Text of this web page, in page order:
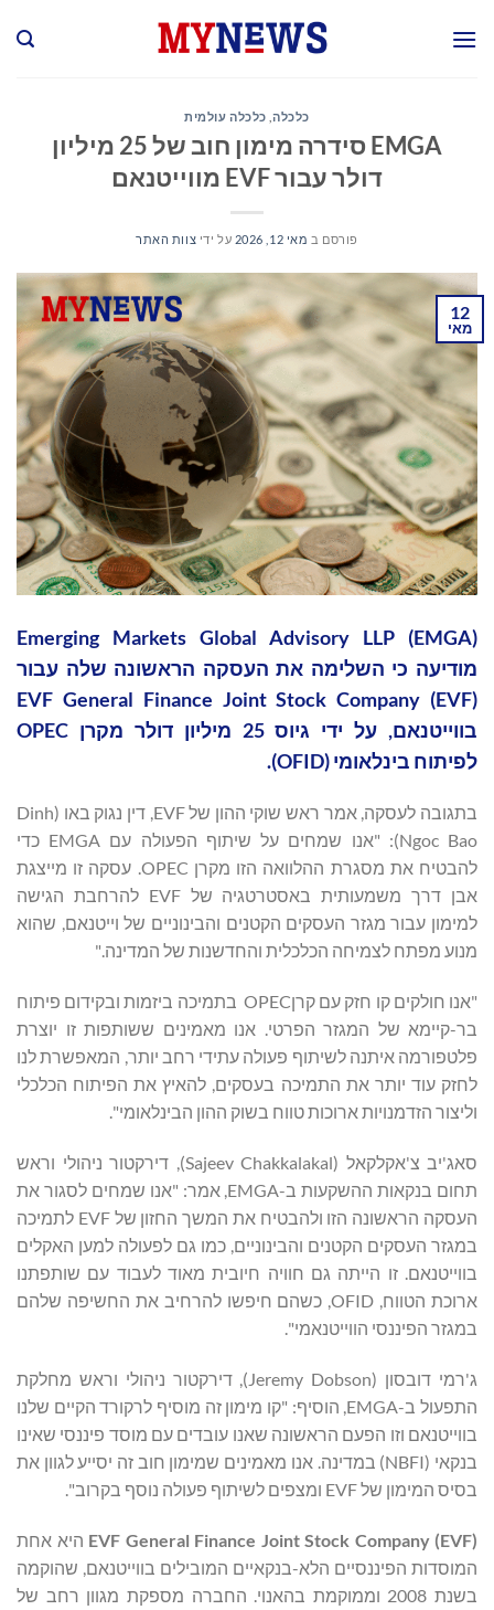
כלכלה, כלכלה עולמית
EMGA סידרה מימון חוב של 25 מיליון
דולר עבור EVF מווייטנאם
פורסם ב מאי 12, 2026 על ידי צוות האתר
12
מאי
Emerging Markets Global Advisory LLP (EMGA)
מודיעה כי השלימה את העסקה הראשונה שלה עבור
EVF General Finance Joint Stock Company (EVF)
בווייטנאם, על ידי גיוס 25 מיליון דולר מקרן OPEC
לפיתוח בינלאומי (OFID).
בתגובה לעסקה, אמר ראש שוקי ההון של EVF, דין נגוק באו (Dinh
Ngoc Bao): "אנו שמחים על שיתוף הפעולה עם EMGA כדי
להבטיח את מסגרת ההלוואה הזו מקרן OPEC. עסקה זו מייצגת
אבן דרך משמעותית באסטרטגיה של EVF להרחבת הגישה
למימון עבור מגזר העסקים הקטנים והבינוניים של וייטנאם, שהוא
מנוע מפתח לצמיחה הכלכלית והחדשנות של המדינה."
"אנו חולקים קו חזק עם קרןOPEC בתמיכה ביזמות ובקידום פיתוח
בר-קיימא של המגזר הפרטי. אנו מאמינים ששותפות זו יוצרת
פלטפורמה איתנה לשיתוף פעולה עתידי רחב יותר, המאפשרת לנו
לחזק עוד יותר את התמיכה בעסקים, להאיץ את הפיתוח הכלכלי
וליצור הזדמנויות ארוכות טווח בשוק ההון הבינלאומי".
סאג'יב צ'אקלקאל (Sajeev Chakkalakal), דירקטור ניהולי וראש
תחום בנקאות ההשקעות ב-EMGA, אמר: "אנו שמחים לסגור את
העסקה הראשונה הזו ולהבטיח את המשך החזון של EVF לתמיכה
במגזר העסקים הקטנים והבינוניים, כמו גם לפעולה למען האקלים
בווייטנאם. זו הייתה גם חוויה חיובית מאוד לעבוד עם שותפתנו
ארוכת הטווח, OFID, כשהם חיפשו להרחיב את החשיפה שלהם
במגזר הפיננסי הווייטנאמי".
ג'רמי דובסון (Jeremy Dobson), דירקטור ניהולי וראש מחלקת
התפעול ב-EMGA, הוסיף: "קו מימון זה מוסיף לרקורד הקיים שלנו
בווייטנאם וזו הפעם הראשונה שאנו עובדים עם מוסד פיננסי שאינו
בנקאי (NBFI) במדינה. אנו מאמינים שמימון חוב זה יסייע לגוון את
בסיס המימון של EVF ומצפים לשיתוף פעולה נוסף בקרוב".
EVF General Finance Joint Stock Company (EVF) היא אחת
המוסדות הפיננסיים הלא-בנקאיים המובילים בווייטנאם, שהוקמה
בשנת 2008 וממוקמת בהאנוי. החברה מספקת מגוון רחב של